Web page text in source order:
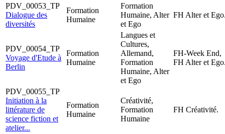
PDV_00053_TP
Dialogue des
diversités
Formation
Humaine
Formation
Humaine, Alter
et Ego
FH Alter et
PDV_00054_TP
Voyage d'Etude à
Berlin
Formation
Humaine
Langues et
Cultures,
Allemand,
Formation
Humaine, Alter
et Ego
FH-Week End,
FH Alter et
PDV_00055_TP
Initiation à la
littérature de
science fiction et
atelier...
Formation
Humaine
Créativité,
Formation
Humaine
FH Créativité.